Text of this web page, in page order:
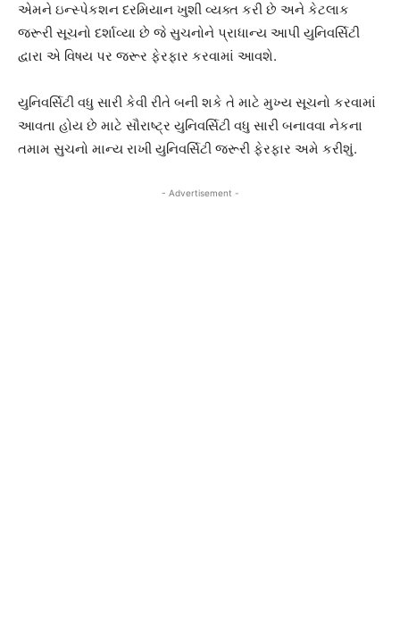
એમને ઇન્સ્પેકશન દરમિયાન ખુશી વ્યક્ત કરી છે અને કેટલાક
જરૂરી સૂચનો દર્શાવ્યા છે જે સુચનોને પ્રાધાન્ય આપી યુનિવર્સિટી
દ્વારા એ વિષય પર જરૂર ફેરફાર કરવામાં આવશે.
યુનિવર્સિટી વધુ સારી કેવી રીતે બની શકે તે માટે મુખ્ય સૂચનો કરવામાં
આવતા હોય છે માટે સૌરાષ્ટ્ર યુનિવર્સિટી વધુ સારી બનાવવા નેકના
તમામ સુચનો માન્ય રાખી યુનિવર્સિટી જરૂરી ફેરફાર અમે કરીશું.
- Advertisement -